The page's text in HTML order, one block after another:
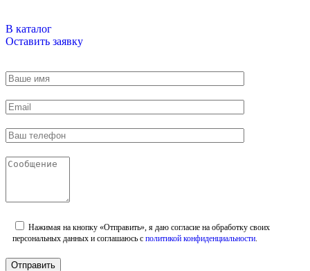
В каталог
Оставить заявку
Нажимая на кнопку «Отправить», я даю согласие на обработку своих
персональных данных и соглашаюсь с политикой конфиденциальности.